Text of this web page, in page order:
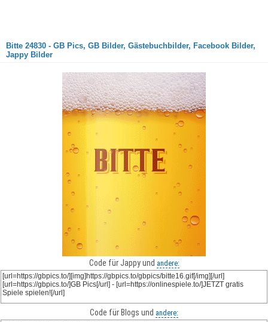
Bitte 24830 - GB Pics, GB Bilder, Gästebuchbilder, Facebook Bilder,
Jappy Bilder
Code für Jappy und andere:
Code für Blogs und andere: